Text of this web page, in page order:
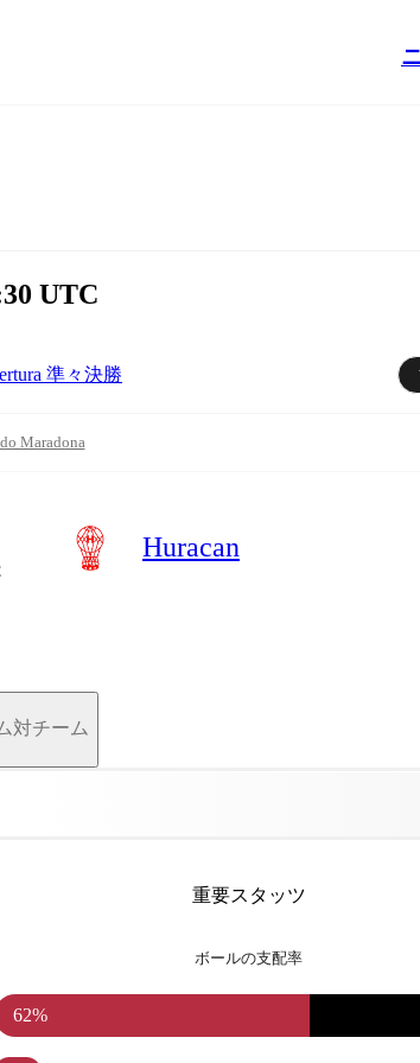
UTC
準々決勝
Maradona
Huracan
対チーム
重要スタッツ
ボールの支配率
62%